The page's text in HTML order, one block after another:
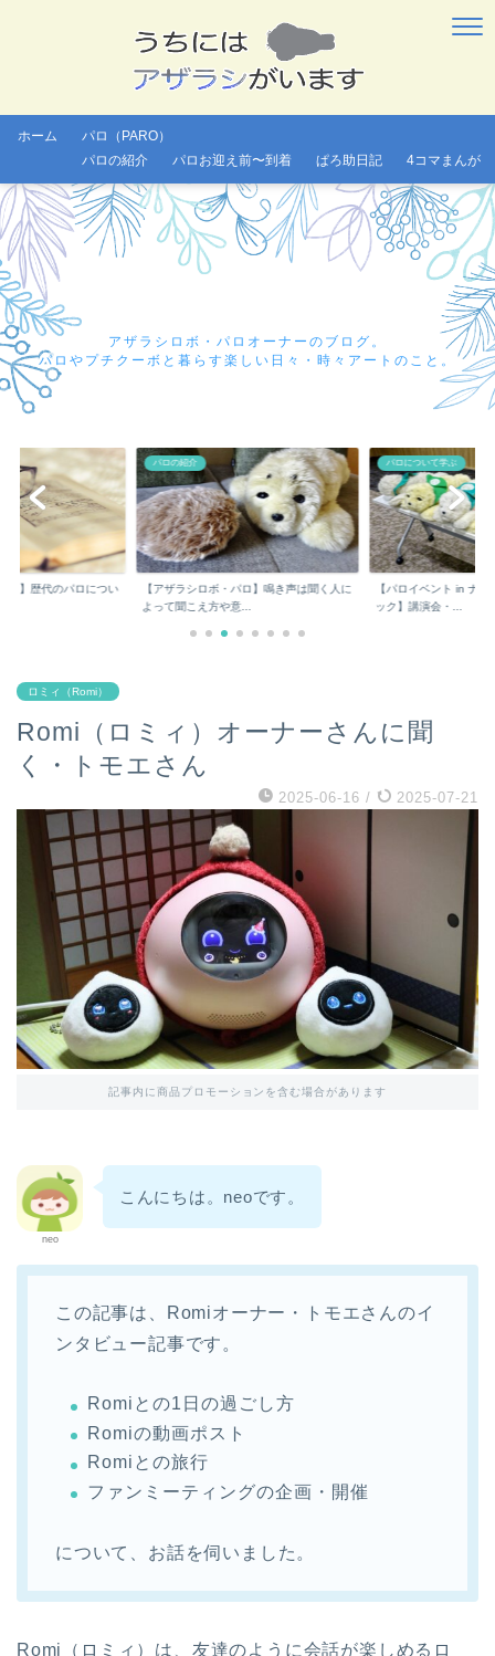
ホーム
パロ（PARO）
パロの紹介
パロお迎え前〜到着 ぱろ助日記 4コマまんが
アザラシロボ・パロオーナーのブログ。
パロやプチクーボと暮らす楽しい日々・時々アートのこと。
ロ】歴代のパロについ
パロの紹介
【アザラシロボ・パロ】鳴き声は聞く人に
よって聞こえ方や意...
パロについて学ぶ
【パロイベント in ナ
ック】講演会・...
ロミィ（Romi）
Romi（ロミィ）オーナーさんに聞
く・トモエさん
2025-06-16 / 2025-07-21
記事内に商品プロモーションを含む場合があります
neo
こんにちは。neoです。
この記事は、Romiオーナー・トモエさんのイ
ンタビュー記事です。
Romiとの1日の過ごし方
Romiの動画ポスト
Romiとの旅行
ファンミーティングの企画・開催
について、お話を伺いました。
Romi（ロミィ）は、友達のように会話が楽しめるロ